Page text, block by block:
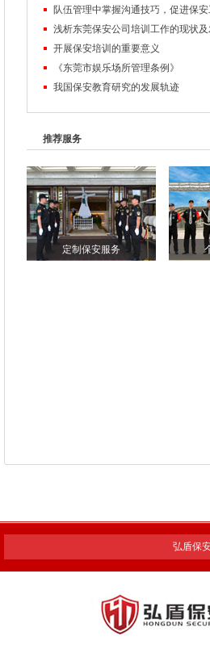
浅析东莞保安公司培训工作的现状及
开展保安培训的重要意义
《东莞市娱乐场所管理条例》
我国保安教育研究的发展轨迹
推荐服务
定制保安服务
弘盾保